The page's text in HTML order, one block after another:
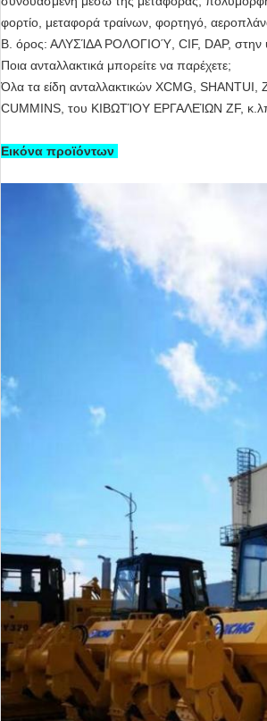
φορτίο, μεταφορά τραίνων, φορτηγό,
Β. όρος: ΑΛΥΣΊΔΑ ΡΟΛΟΓΙΟΎ, CIF, DAP, στην
Ποια ανταλλακτικά μπορείτε να παρέχετε;
Όλα τα είδη ανταλλακτικών XCMG,
CUMMINS, του ΚΙΒΩΤΊΟΥ ΕΡΓΑΛΕΊΩΝ ZF,
Εικόνα προϊόντων